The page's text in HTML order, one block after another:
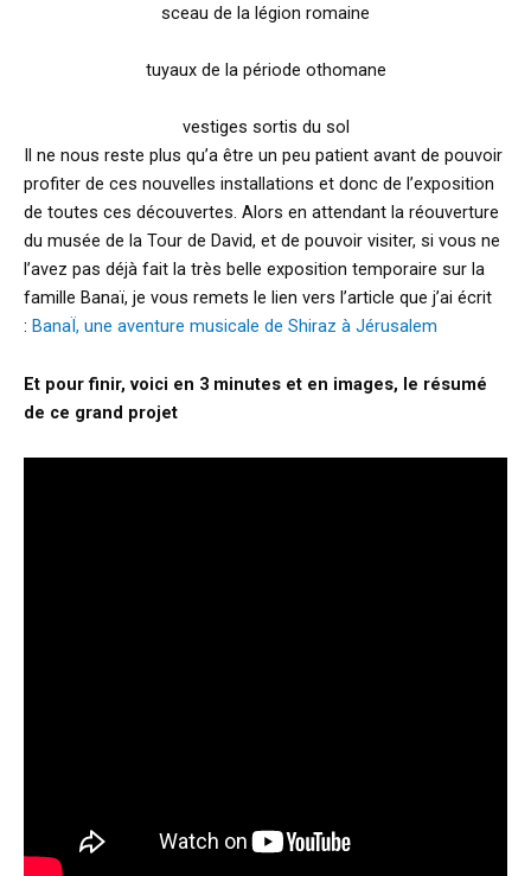
sceau de la légion romaine
tuyaux de la période othomane
vestiges sortis du sol
Il ne nous reste plus qu’a être un peu patient avant de pouvoir
profiter de ces nouvelles installations et donc de l’exposition
de toutes ces découvertes. Alors en attendant la réouverture
du musée de la Tour de David, et de pouvoir visiter, si vous ne
l’avez pas déjà fait la très belle exposition temporaire sur la
famille Banaï, je vous remets le lien vers l’article que j’ai écrit
: BanaÏ, une aventure musicale de Shiraz à Jérusalem
Et pour finir, voici en 3 minutes et en images, le résumé
de ce grand projet